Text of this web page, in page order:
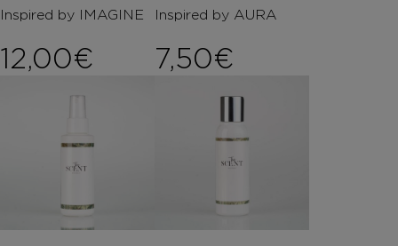
Inspired by IMAGINE
12,00€
Inspired by AURA
7,50€